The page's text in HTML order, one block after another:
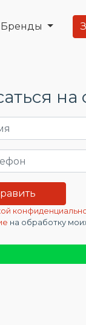
Бренды
на
на обработку